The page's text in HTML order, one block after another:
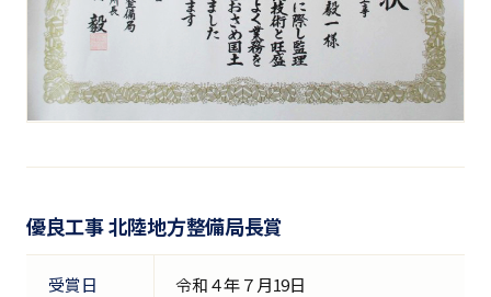
優良工事 北陸地方整備局長賞
受賞日
令和４年７月19日